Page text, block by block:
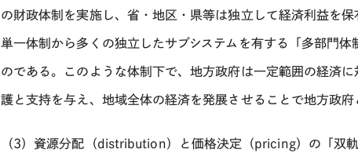
の財政体制を実施し、省・地区・県等は独立して経済利益を
単一体制から多くの独立したサブシステムを有する「多部門
のである。このような体制下で、地方政府は一定範囲の経済
護と支持を与え、地域全体の経済を発展させることで地方政府
（3）資源分配（distribution）と価格決定（pricing）の「双